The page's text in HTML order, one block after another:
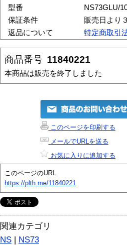
型番
NS73GLU/
保証条件
販売日より
返品について
特定商取引
商品番号 11840221
本商品は販売を終了しました
このページを印刷する
メールでURLを送る
お気に入りに追加する
このページのURL
https://plth.me/11840221
関連カテゴリ
NS | NS73